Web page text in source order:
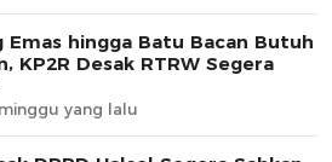
Emas hingga Batu Bacan Butuh
KP2R Desak RTRW Segera
yang lalu